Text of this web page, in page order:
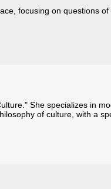
focusing on questions of
She specializes in
of culture, with a